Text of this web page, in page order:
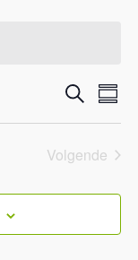
en
Zoeken
Volgende